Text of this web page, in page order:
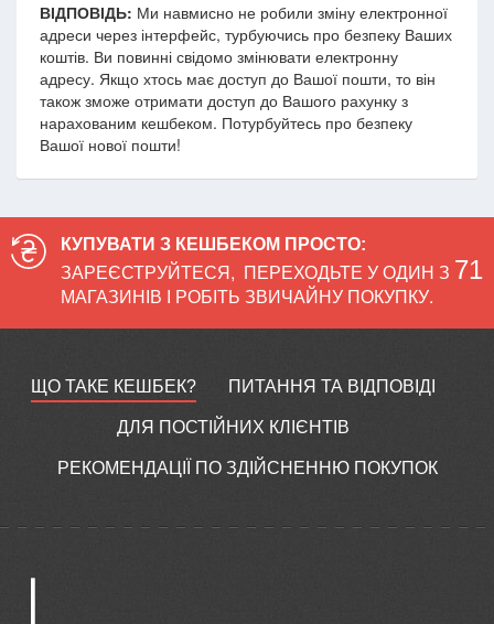
ВІДПОВІДЬ: Ми навмисно не робили зміну електронної
адреси через інтерфейс, турбуючись про безпеку Ваших
коштів. Ви повинні свідомо змінювати електронну
адресу. Якщо хтось має доступ до Вашої пошти, то він
також зможе отримати доступ до Вашого рахунку з
нарахованим кешбеком. Потурбуйтесь про безпеку
Вашої нової пошти!
КУПУВАТИ З КЕШБЕКОМ ПРОСТО:
ЗАРЕЄСТРУЙТЕСЯ, ПЕРЕХОДЬТЕ У ОДИН З 71
МАГАЗИНІВ І РОБІТЬ ЗВИЧАЙНУ ПОКУПКУ.
ЩО ТАКЕ КЕШБЕК? ПИТАННЯ ТА ВІДПОВІДІ
ДЛЯ ПОСТІЙНИХ КЛІЄНТІВ
РЕКОМЕНДАЦІЇ ПО ЗДІЙСНЕННЮ ПОКУПОК